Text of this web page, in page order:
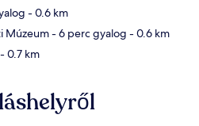
- 0.6 km
Múzeum- 6 perc gyalog - 0.6 km
- 0.7 km